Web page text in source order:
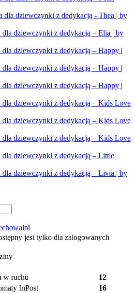
jest tylko dla zalogowanych
w ruchu
12
InPost
16